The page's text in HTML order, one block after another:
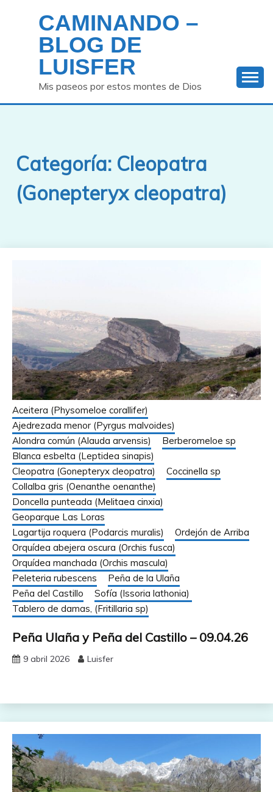
contenido
CAMINANDO –
BLOG DE
LUISFER
Mis paseos por estos montes de Dios
Categoría: Cleopatra
(Gonepteryx cleopatra)
Aceitera (Physomeloe corallifer)
Ajedrezada menor (Pyrgus malvoides)
Alondra común (Alauda arvensis)
Berberomeloe sp
Blanca esbelta (Leptidea sinapis)
Cleopatra (Gonepteryx cleopatra)
Coccinella sp
Collalba gris (Oenanthe oenanthe)
Doncella punteada (Melitaea cinxia)
Geoparque Las Loras
Lagartija roquera (Podarcis muralis)
Ordejón de Arriba
Orquídea abejera oscura (Orchis fusca)
Orquídea manchada (Orchis mascula)
Peleteria rubescens
Peña de la Ulaña
Peña del Castillo
Sofía (Issoria lathonia)
Tablero de damas, (Fritillaria sp)
Peña Ulaña y Peña del Castillo – 09.04.26
9 abril 2026 Luisfer